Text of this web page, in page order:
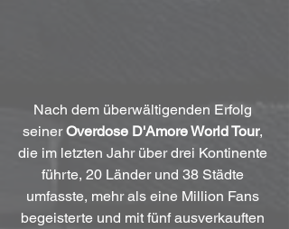
Nach dem überwältigenden Erfolg
seiner Overdose D'Amore World Tour,
die im letzten Jahr über drei Kontinente
führte, 20 Länder und 38 Städte
umfasste, mehr als eine Million Fans
begeisterte und mit fünf ausverkauften